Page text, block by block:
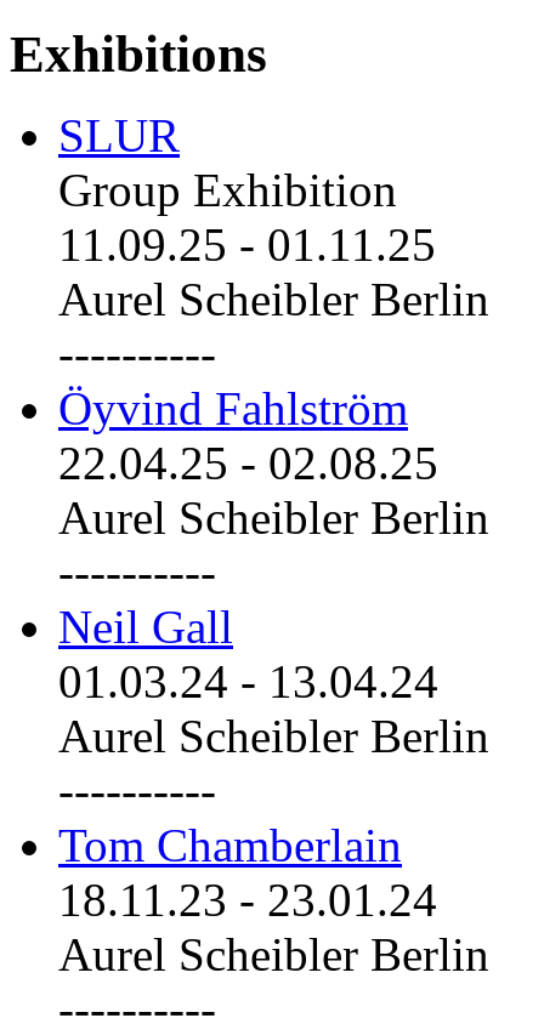
Exhibitions
SLUR
Group Exhibition
11.09.25 - 01.11.25
Aurel Scheibler Berlin
----------
Öyvind Fahlström
22.04.25 - 02.08.25
Aurel Scheibler Berlin
----------
Neil Gall
01.03.24 - 13.04.24
Aurel Scheibler Berlin
----------
Tom Chamberlain
18.11.23 - 23.01.24
Aurel Scheibler Berlin